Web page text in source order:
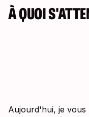
À QUOI
Aujourd'hui, je vous